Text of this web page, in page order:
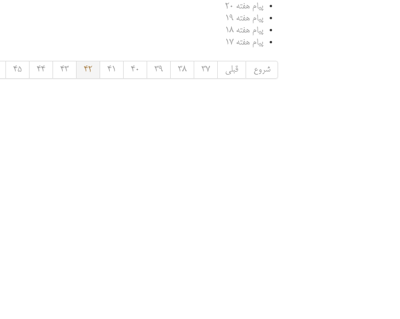
پیام هفته 20
پیام هفته 19
پیام هفته 18
پیام هفته 17
شروع قبلی 37
38
39
40
41
42
43
44
45